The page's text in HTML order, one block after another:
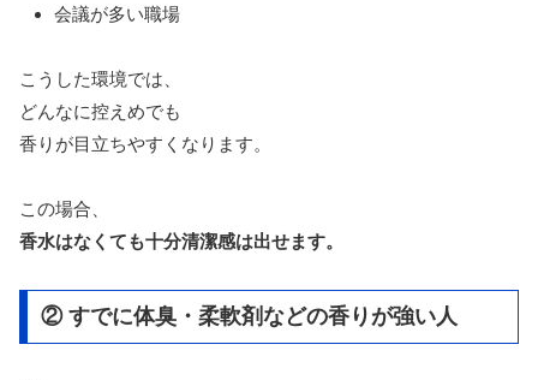
会議が多い職場
こうした環境では、
どんなに控えめでも
香りが目立ちやすくなります。
この場合、
香水はなくても十分清潔感は出せます。
② すでに体臭・柔軟剤などの香りが強い人